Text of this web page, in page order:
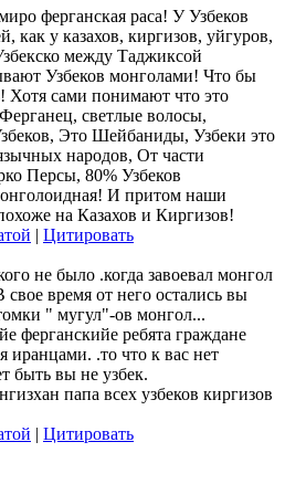
ферганская раса! У Узбеков
как у казахов, киргизов, уйгуров,
между Таджиксой
Узбеков монголами! Что бы
Хотя сами понимают что это
светлые волосы,
Это Шейбаниды, Узбеки это
народов, От части
Персы, 80% Узбеков
И притом наши
на Казахов и Киргизов!
| Цитировать
не было .когда завоевал монгол
время от него остались вы
" мугул"-ов монгол...
ферганскийе ребята граждане
иранцами. .то что к вас нет
быть вы не узбек.
папа всех узбеков киргизов
| Цитировать